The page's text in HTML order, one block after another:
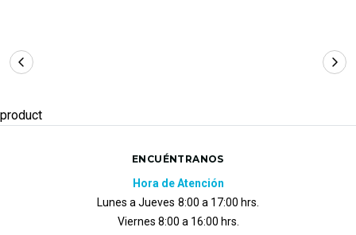
product
ENCUÉNTRANOS
Hora de Atención
Lunes a Jueves 8:00 a 17:00 hrs.
Viernes 8:00 a 16:00 hrs.